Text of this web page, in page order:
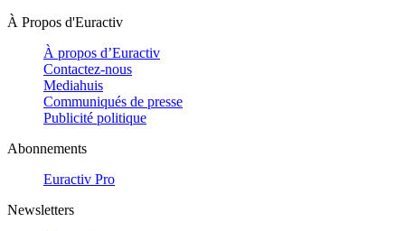
À Propos d'Euractiv
À propos d’Euractiv
Contactez-nous
Mediahuis
Communiqués de presse
Publicité politique
Abonnements
Euractiv Pro
Newsletters